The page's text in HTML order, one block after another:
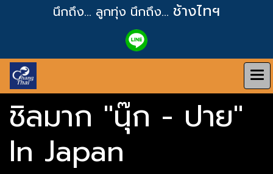
นึกถึง... ลูกทุ่ง นึกถึง... ช้างไทฯ
ชิลมาก "นุ๊ก - ปาย"
In Japan